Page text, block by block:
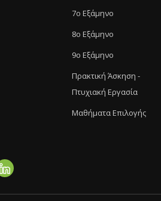
7o Eξάμηνο
8o Eξάμηνο
9ο Εξάμηνο
Πρακτική Άσκηση -
Πτυχιακή Εργασία
Μαθήματα Επιλογής